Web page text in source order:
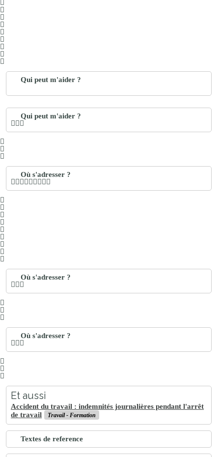
Qui peut m'aider ?
Qui peut m'aider ?
Où s'adresser ?
Où s'adresser ?
Où s'adresser ?
Et aussi
Accident du travail : indemnités journalières pendant l'arrêt
de travail
Travail - Formation
Textes de reference